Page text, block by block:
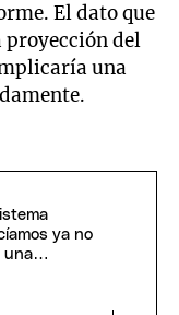
El dato que
proyección del
una
ya no
una